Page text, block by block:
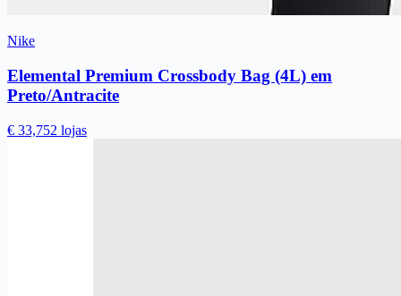
Nike
Elemental Premium Crossbody Bag (4L) em
Preto/Antracite
€ 33,752 lojas